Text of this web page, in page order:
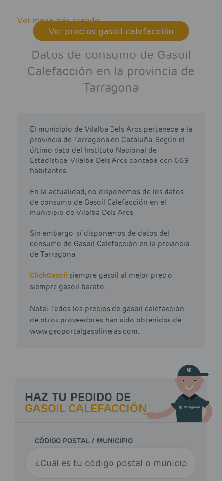
Ver mapa más grande
Ver precios gasoil calefacción
Datos de consumo de Gasoil
Calefacción en la provincia de
Tarragona
El municipio de Vilalba Dels Arcs pertenece a la
provincia de Tarragona en Cataluña. Según el
último dato del Instituto Nacional de
Estadística, Vilalba Dels Arcs contaba con 669
habitantes.
En la actualidad, no disponemos de los datos
de consumo de Gasoil Calefacción en el
municipio de Vilalba Dels Arcs.
Sin embargo, sí disponemos de datos del
consumo de Gasoil Calefacción en la provincia
de Tarragona.
ClickGasoil siempre gasoil al mejor precio,
siempre gasoil barato.
Nota: Todos los precios de gasoil calefacción
de otros proveedores han sido obtenidos de
www.geoportalgasolineras.com.
HAZ TU PEDIDO DE
GASOIL CALEFACCIÓN
CÓDIGO POSTAL / MUNICIPIO